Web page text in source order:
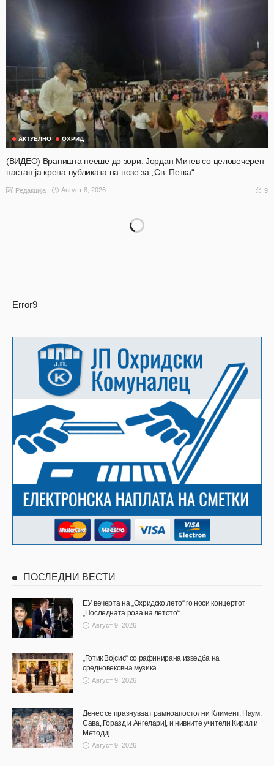
АКТУЕЛНО ОХРИД
(ВИДЕО) Враништа пееше до зори: Јордан Митев со целовечерен
настап ја крена публиката на нозе за „Св. Петка“
Редакција Август 8, 2026 9
Error9
ПОСЛЕДНИ ВЕСТИ
ЕУ вечерта на „Охридско лето“ го носи концертот
„Последната роза на летото“
Август 9, 2026
„Готик Војсис“ со рафинирана изведба на
средновековна музика
Август 9, 2026
Денес се празнуваат рамноапостолни Климент, Наум,
Сава, Горазд и Ангелариј, и нивните учители Кирил и
Методиј
Август 9, 2026